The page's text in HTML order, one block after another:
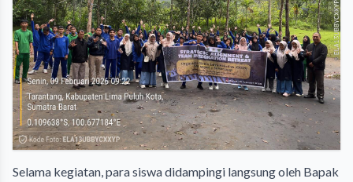
Selama kegiatan, para siswa didampingi langsung oleh Bapak